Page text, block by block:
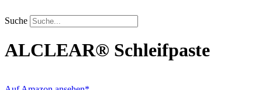
Inhalt
springen
Suche
ALCLEAR® Schleifpaste